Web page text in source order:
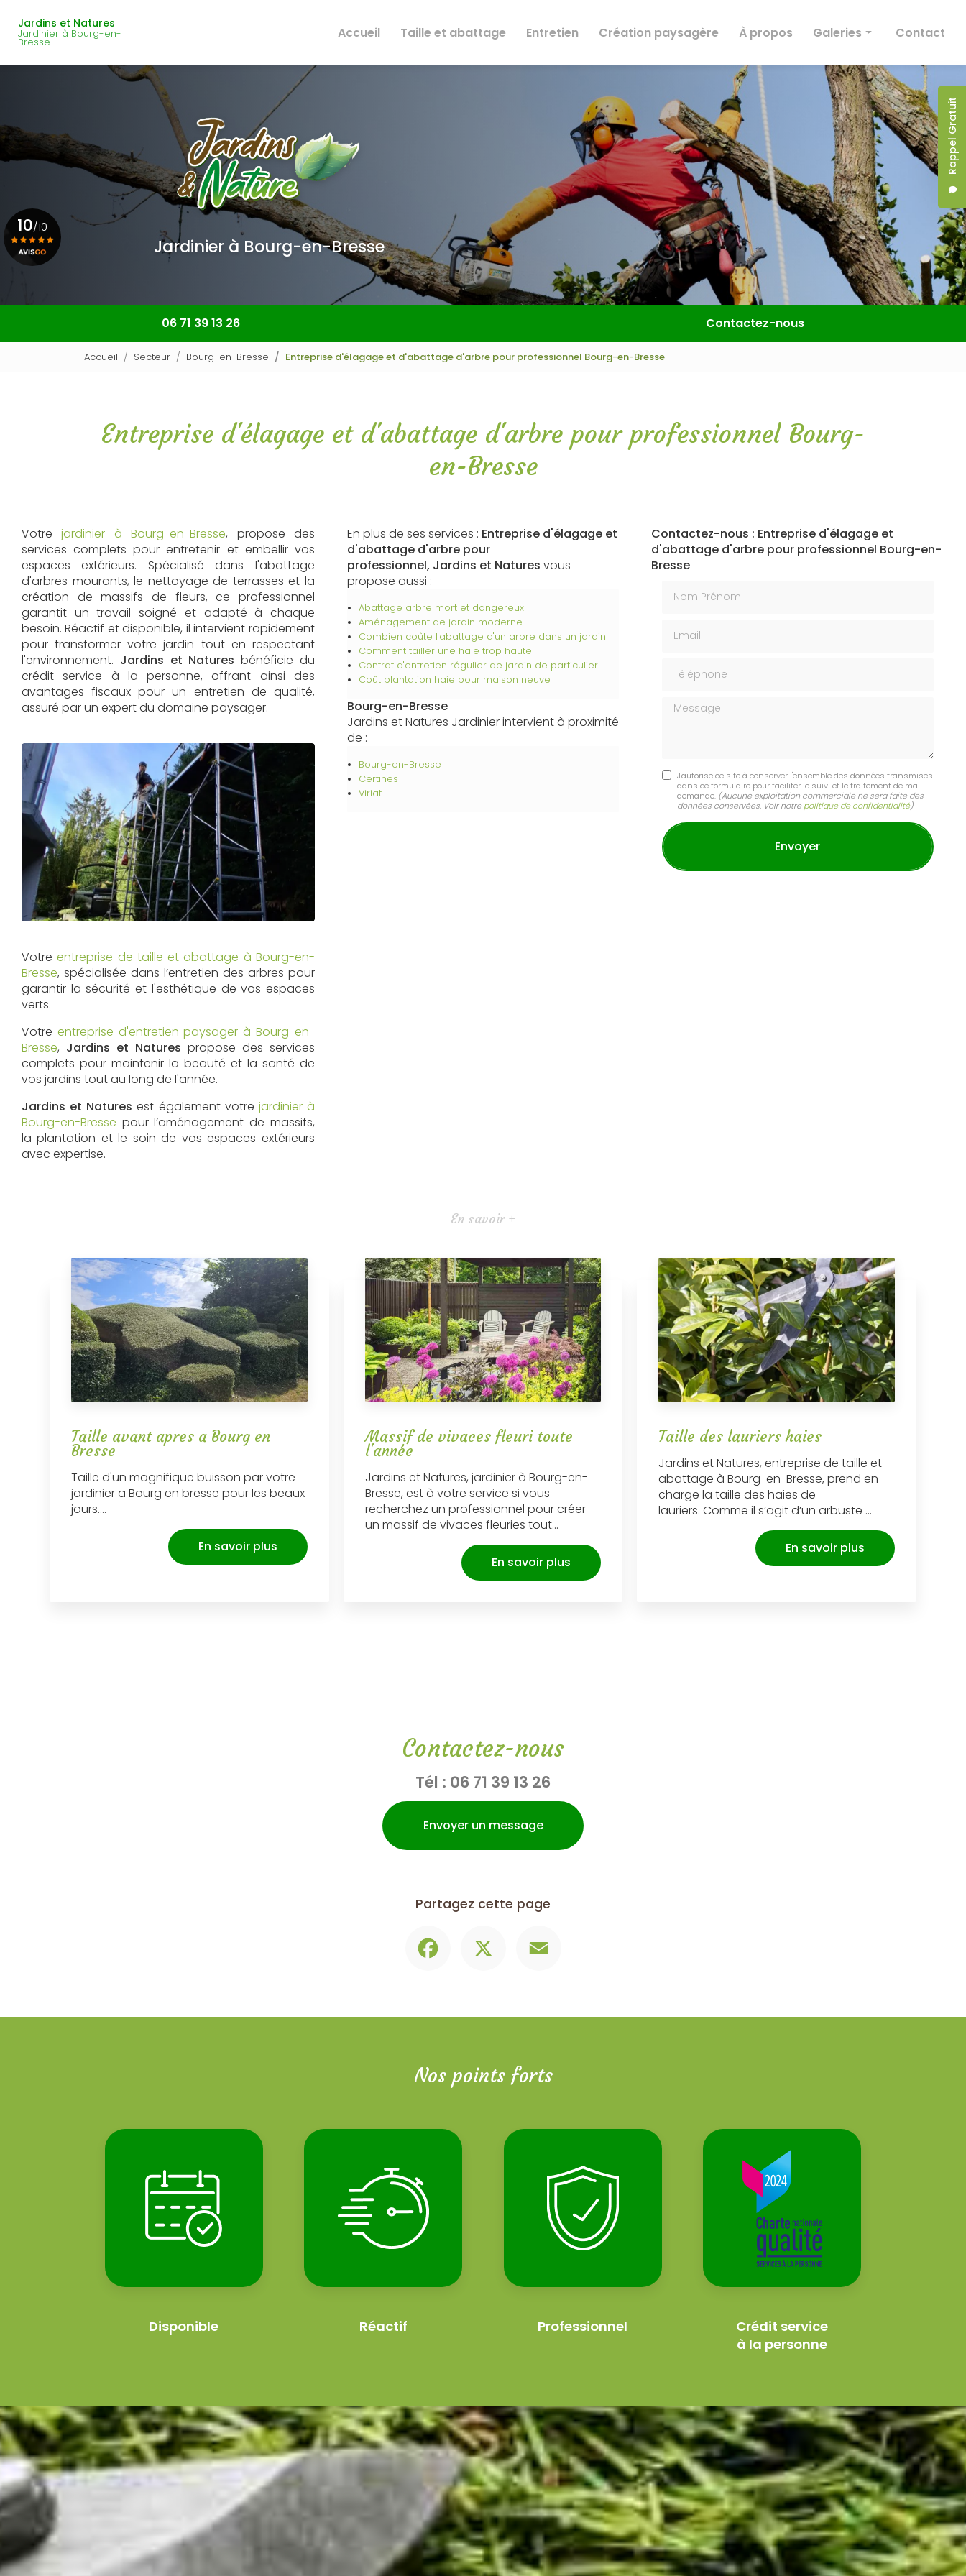
contenu
Jardins et Natures
Jardinier à Bourg-en-
Bresse
Rappel Gratuit
Accueil
Taille et abattage Entretien Création paysagère À propos Galeries
Taille et abattage
Entretien
Création paysagère
Contact
Jardinier à Bourg-en-Bresse
06 71 39 13 26 Contactez-nous
10/10
Accueil Secteur Bourg-en-Bresse Entreprise d'élagage et d'abattage d'arbre pour professionnel Bourg-en-Bresse
Entreprise d'élagage et d'abattage d'arbre pour professionnel Bourg-
en-Bresse
Votrejardinier à Bourg-en-Bresse, propose des
services complets pour entretenir et embellir vos
espaces extérieurs. Spécialisé dans l'abattage
d'arbres mourants, le nettoyage de terrasses et la
création de massifs de fleurs, ce professionnel
garantit un travail soigné et adapté à chaque
besoin. Réactif et disponible, il intervient rapidement
pour transformer votre jardin tout en respectant
l'environnement. Jardins et Naturesbénéficie du
crédit service à la personne, offrant ainsi des
avantages fiscaux pour un entretien de qualité,
assuré par un expert du domaine paysager.
Votreentreprise de taille et abattage à Bourg-en-
Bresse, spécialisée dans l’entretien des arbres pour
garantir la sécurité et l'esthétique de vos espaces
verts.
Votre entreprise d'entretien paysager à Bourg-en-
Bresse, Jardins et Natures propose des services
complets pour maintenir la beauté et la santé de
vos jardins tout au long de l'année.
Jardins et Natures est également votre jardinier à
Bourg-en-Bresse pour l’aménagement de massifs,
la plantation et le soin de vos espaces extérieurs
avec expertise.
En plus de ses services : Entreprise d'élagage et
d'abattage d'arbre pour
professionnel, Jardins et Natures vous
propose aussi :
Abattage arbre mort et dangereux
Aménagement de jardin moderne
Combien coûte l'abattage d'un arbre dans un jardin
Comment tailler une haie trop haute
Contrat d'entretien régulier de jardin de particulier
Coût plantation haie pour maison neuve
Bourg-en-Bresse
Jardins et Natures Jardinier intervient à proximité
de :
Bourg-en-Bresse
Certines
Viriat
Contactez-nous : Entreprise d'élagage et
d'abattage d'arbre pour professionnel Bourg-en-
Bresse
Message
J'autorise ce site à conserver l'ensemble des données transmises
dans ce formulaire pour faciliter le suivi et le traitement de ma
demande. (Aucune exploitation commerciale ne sera faite des
données conservées. Voir notre politique de confidentialité)
En savoir +
Taille avant apres a Bourg en
Bresse
Taille d'un magnifique buisson par votre
jardinier a Bourg en bresse pour les beaux
jours....
En savoir plus
Massif de vivaces fleuri toute
l'année
Jardins et Natures, jardinier à Bourg-en-
Bresse, est à votre service si vous
recherchez un professionnel pour créer
un massif de vivaces fleuries tout...
En savoir plus
Taille des lauriers haies
Jardins et Natures, entreprise de taille et
abattage à Bourg-en-Bresse, prend en
charge la taille des haies de
lauriers. Comme il s’agit d’un arbuste ...
En savoir plus
Contactez-nous
Tél : 06 71 39 13 26
Envoyer un message
Partagez cette page
Nos points forts
Disponible Réactif Professionnel
Crédit service
à la personne